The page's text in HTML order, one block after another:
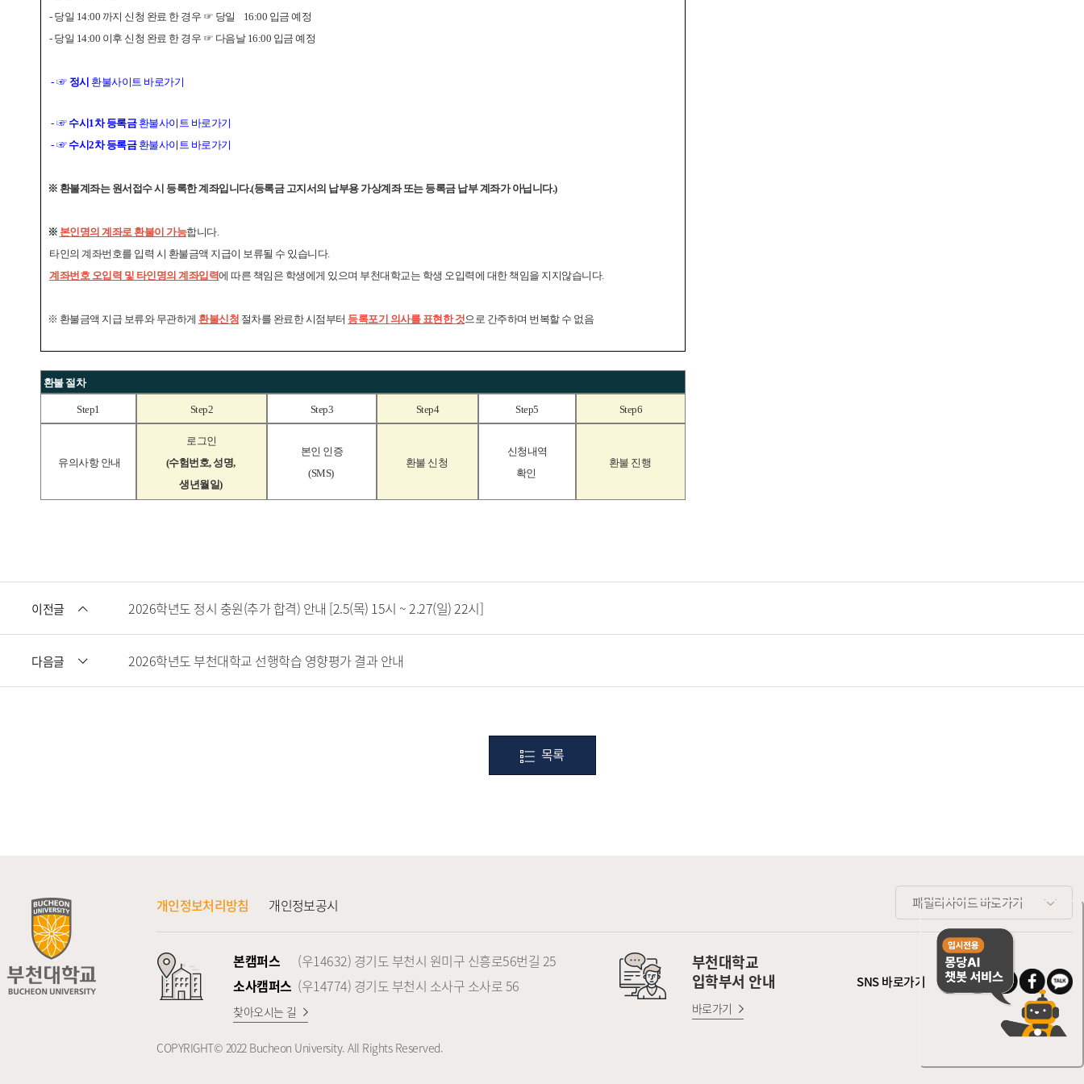
- 당일 14:00 까지 신청 완료 한 경우 ☞ 당일 16:00 입금 예정
- 당일 14:00 이후 신청 완료 한 경우 ☞ 다음날 16:00 입금 예정
- ☞ 정시 환불사이트 바로가기
- ☞ 수시1차 등록금환불사이트 바로가기
- ☞ 수시2차 등록금환불사이트 바로가기
※ 환불계좌는 원서접수 시 등록한 계좌입니다.(등록금 고지서의 납부용 가상계좌 또는 등록금 납부 계좌가 아닙니다.)
※ 본인명의 계좌로 환불이 가능합니다.
타인의 계좌번호를 입력 시 환불금액 지급이 보류될 수 있습니다.
계좌번호 오입력 및 타인명의 계좌입력에 따른 책임은 학생에게 있으며 부천대학교는 학생 오입력에 대한 책임을 지지않습니다.
※ 환불금액 지급 보류와 무관하게 환불신청 절차를 완료한 시점부터 등록포기 의사를 표현한 것으로 간주하며 번복할 수 없음
환불 절차
Step1 Step2 Step3 Step4 Step5 Step6
유의사항 안내
로그인
(수험번호,성명,
생년월일)
본인 인증
(SMS)
환불 신청
신청내역
확인
환불 진행
이전글 2026학년도 정시 충원(추가 합격) 안내 [2.5(목) 15시 ~ 2.27(일) 22시]
다음글 2026학년도 부천대학교 선행학습 영향평가 결과 안내
목록
패밀리사이트 바로가기
SNS 바로가기
개인정보처리방침 개인정보공시
본캠퍼스
(우14632) 경기도 부천시 원미구 신흥로56번길 25
소사캠퍼스 (우14774) 경기도 부천시 소사구 소사로 56
찾아오시는 길
부천대학교
입학부서 안내
바로가기
COPYRIGHT© 2022 Bucheon University. All Rights Reserved.